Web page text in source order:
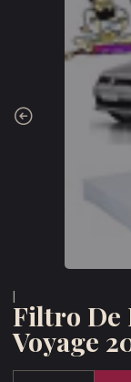
Filtro De
Voyage